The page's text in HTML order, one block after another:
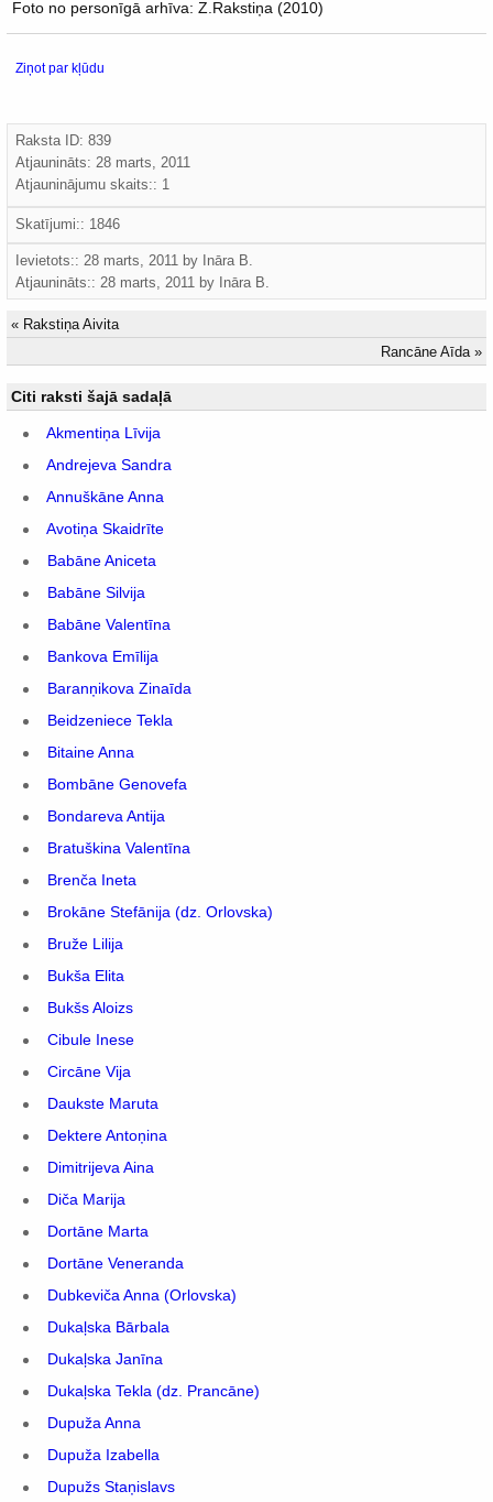
Foto no personīgā arhīva: Z.Rakstiņa (2010)
Ziņot par kļūdu
Raksta ID: 839
Atjaunināts: 28 marts, 2011
Atjauninājumu skaits:: 1
Skatījumi:: 1846
Ievietots:: 28 marts, 2011 by Ināra B.
Atjaunināts:: 28 marts, 2011 by Ināra B.
« Rakstiņa Aivita
Rancāne Aīda »
Citi raksti šajā sadaļā
Akmentiņa Līvija
Andrejeva Sandra
Annuškāne Anna
Avotiņa Skaidrīte
Babāne Aniceta
Babāne Silvija
Babāne Valentīna
Bankova Emīlija
Baranņikova Zinaīda
Beidzeniece Tekla
Bitaine Anna
Bombāne Genovefa
Bondareva Antija
Bratuškina Valentīna
Brenča Ineta
Brokāne Stefānija (dz. Orlovska)
Bruže Lilija
Bukša Elita
Bukšs Aloizs
Cibule Inese
Circāne Vija
Daukste Maruta
Dektere Antoņina
Dimitrijeva Aina
Diča Marija
Dortāne Marta
Dortāne Veneranda
Dubkeviča Anna (Orlovska)
Dukaļska Bārbala
Dukaļska Janīna
Dukaļska Tekla (dz. Prancāne)
Dupuža Anna
Dupuža Izabella
Dupužs Staņislavs